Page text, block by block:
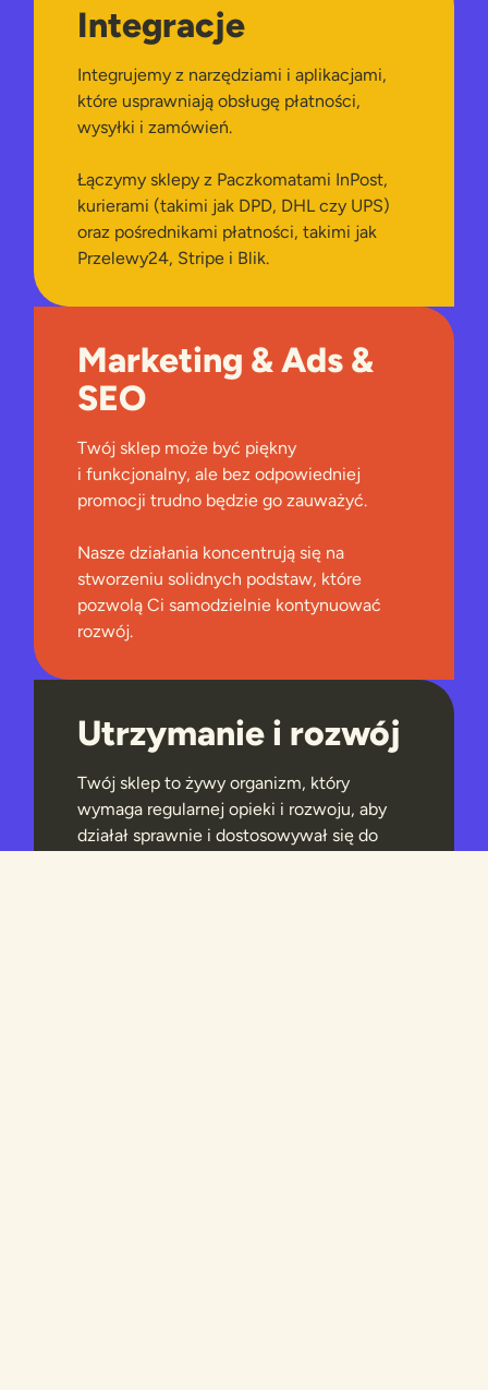
Integracje
Integrujemy z narzędziami i aplikacjami,
które usprawniają obsługę płatności,
wysyłki i zamówień.
Łączymy sklepy z Paczkomatami InPost,
kurierami (takimi jak DPD, DHL czy UPS)
oraz pośrednikami płatności, takimi jak
Przelewy24, Stripe i Blik.
Marketing & Ads &
SEO
Twój sklep może być piękny
i funkcjonalny, ale bez odpowiedniej
promocji trudno będzie go zauważyć.
Nasze działania koncentrują się na
stworzeniu solidnych podstaw, które
pozwolą Ci samodzielnie kontynuować
rozwój.
Utrzymanie i rozwój
Twój sklep to żywy organizm, który
wymaga regularnej opieki i rozwoju, aby
działał sprawnie i dostosowywał się do